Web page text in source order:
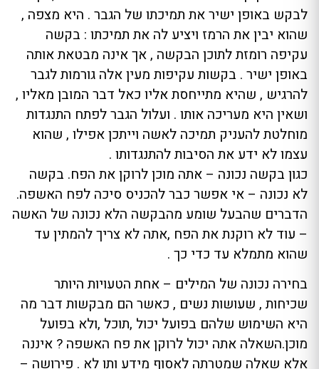
לבקש באופן ישיר את תמיכתו של הגבר . היא מצפה ,
שהוא יבין את הרמז ויציע לה את תמיכתו : בקשה
עקיפה רומזת לתוכן הבקשה , אך אינה מבטאת אותה
באופן ישיר . בקשות עקיפות מעין אלה גורמות לגבר
להרגיש , שהיא מתייחסת אליו כאל דבר המובן מאליו ,
ושאין היא מעריכה אותו . ועלול הגבר לפתח התנגדות
מוחלטת להעניק תמיכה לאשה וייתכן אפילו , שהוא
עצמו לא ידע את הסיבות להתנגדותו .
כגון בקשה נכונה – אתה מוכן לרוקן את הפח. בקשה
לא נכונה – אי אפשר כבר להכניס סיכה לפח האשפה.
הדברים שהבעל שומע מהבקשה הלא נכונה של האשה
– עוד לא רוקנת את הפח ,אתה לא צריך להמתין עד
שהוא מתמלא עד כדי כך .
בחירה נכונה של המילים – אחת הטעויות היותר
שכיחות , שעושות נשים , כאשר הם מבקשות דבר מה
היא השימוש שלהם בפועל יכול ,תוכל ,ולא בפועל
מוכן.השאלה אתה יכול לרוקן את פח האשפה ? איננה
אלא שאלה שמטרתה לאסוף מידע ותו לא . פירושה –